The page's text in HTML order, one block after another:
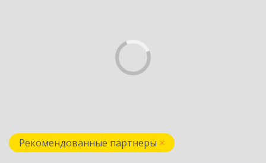
Рекомендованные партнеры